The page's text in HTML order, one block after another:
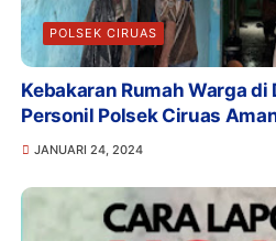
POLSEK CIRUAS
Kebakaran Rumah Warga di
Personil Polsek Ciruas
JANUARI 24, 2024